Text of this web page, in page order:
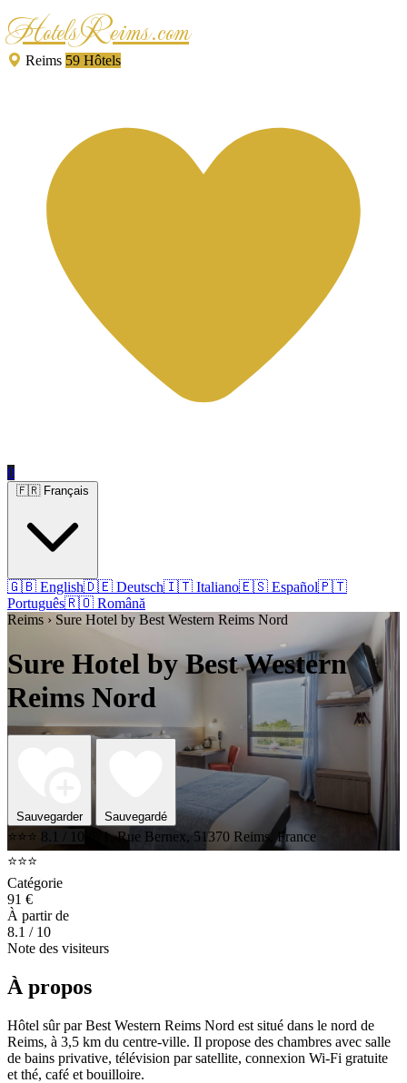
HotelsReims.com
Reims 59 Hôtels
0
🇬🇧 English🇩🇪 Deutsch🇮🇹 Italiano🇪🇸 Español🇵🇹
Português🇷🇴 Română
Reims › Sure Hotel by Best Western Reims Nord
Sure Hotel by Best Western
Reims Nord
Sauvegarder Sauvegardé
⭐⭐⭐ 8.1 / 10
1, Rue Bernex, 51370 Reims, France
⭐⭐⭐
Catégorie
91 €
À partir de
8.1 / 10
Note des visiteurs
À propos
Hôtel sûr par Best Western Reims Nord est situé dans le nord de
Reims, à 3,5 km du centre-ville. Il propose des chambres avec salle
de bains privative, télévision par satellite, connexion Wi-Fi gratuite
et thé, café et bouilloire.